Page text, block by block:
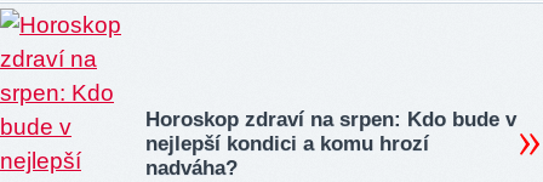
Horoskop zdraví na srpen: Kdo bude v
nejlepší kondici a komu hrozí
nadváha?